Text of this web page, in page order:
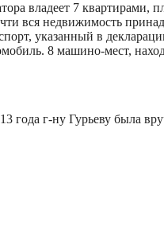
владеет 7 квартирами,
вся недвижимость
указанный в
8 машино-мест,
года г-ну Гурьеву была